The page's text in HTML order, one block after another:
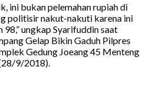
ini bukan pelemahan rupiah di
politisir nakut-nakuti karena ini
ungkap Syarifuddin saat
Gelap Bikin Gaduh Pilpres
Gedung Joeang 45 Menteng
9/2018).